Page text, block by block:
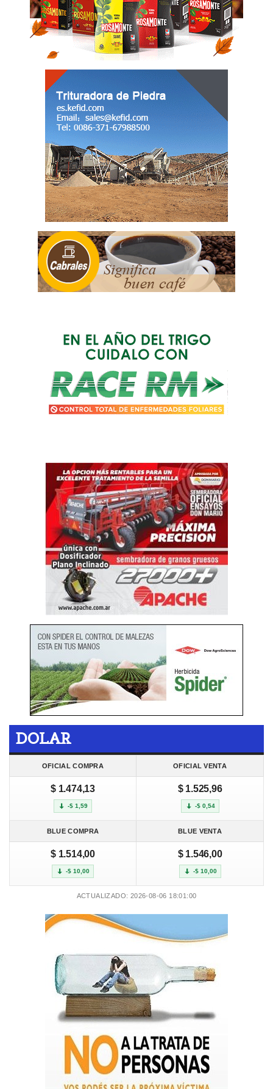
DOLAR
OFICIAL COMPRA OFICIAL VENTA
$ 1.474,13
-$ 1,59
$ 1.525,96
-$ 0,54
BLUE COMPRA BLUE VENTA
$ 1.514,00
-$ 10,00
$ 1.546,00
-$ 10,00
ACTUALIZADO: 2026-08-06 18:01:00